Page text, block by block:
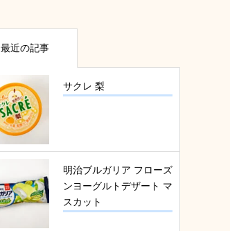
最近の記事
サクレ 梨
明治ブルガリア フローズ
ンヨーグルトデザート マ
スカット